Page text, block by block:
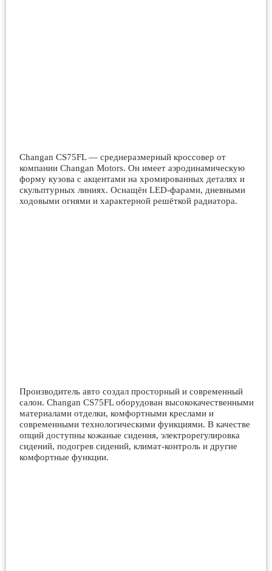
Changan CS75FL — среднеразмерный кроссовер от
компании Changan Motors. Он имеет аэродинамическую
форму кузова с акцентами на хромированных деталях и
скульптурных линиях. Оснащён LED-фарами, дневными
ходовыми огнями и характерной решёткой радиатора.
Производитель авто создал просторный и современный
салон. Changan CS75FL оборудован высококачественными
материалами отделки, комфортными креслами и
современными технологическими функциями. В качестве
опций доступны кожаные сидения, электрорегулировка
сидений, подогрев сидений, климат-контроль и другие
комфортные функции.